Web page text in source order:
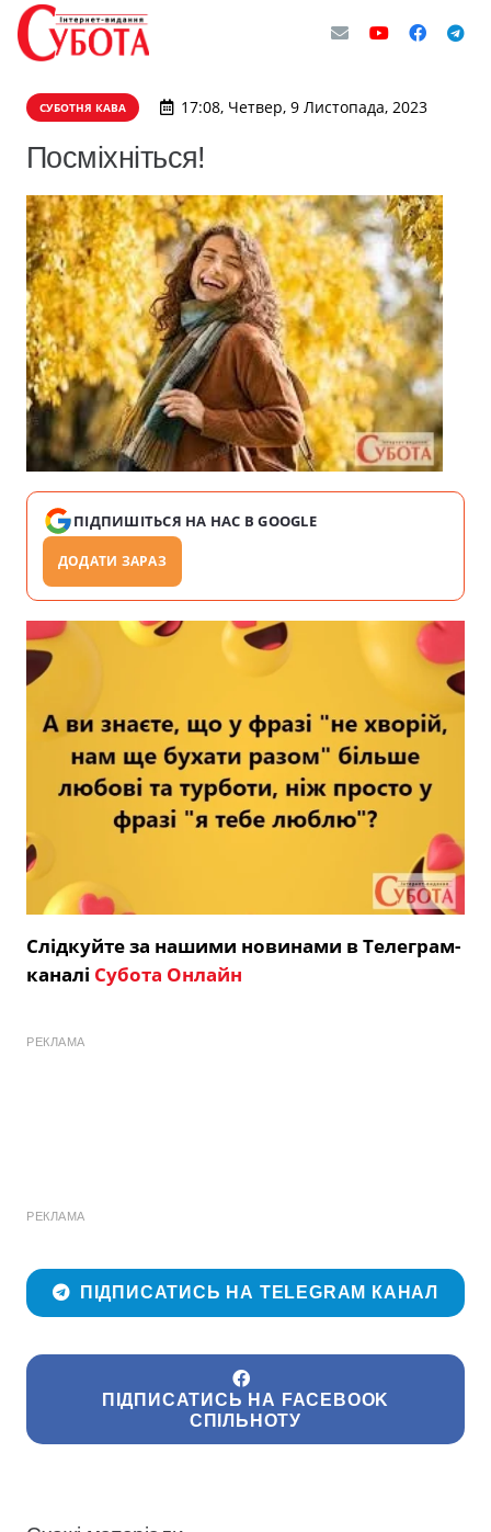
СУБОТНЯ КАВА 17:08, Четвер, 9 Листопада, 2023
Посміхніться!
ПІДПИШІТЬСЯ НА НАС В GOOGLE
ДОДАТИ ЗАРАЗ
Слідкуйте за нашими новинами в Телеграм-
каналі Субота Онлайн
РЕКЛАМА
РЕКЛАМА
ПІДПИСАТИСЬ НА TELEGRAM КАНАЛ
ПІДПИСАТИСЬ НА FACEBOOK
СПІЛЬНОТУ